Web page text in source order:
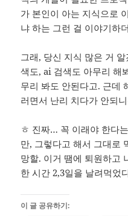
가 본인이 아는 지식으로
냐 하는 그런 걸 이야기하
그래, 당신 지식 많은 거
색도, ai 검색도 아무리 해
무리 봐도 안된다고. 근데
러면서 난리 치다가 안되
ㅎ 진짜… 꼭 이래야 한다
만, 그렇다고 해서 그대로
망할. 이거 땜에 퇴원하고
한 시간 2,3일을 날려먹었
이 글 공유하기: